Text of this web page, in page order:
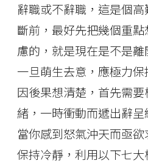
辭職或不辭職，這是個
斷前，最好先把幾個重
慮的，就是現在是不是
一旦萌生去意，應極力
因後果想清楚，首先需
緒，一時衝動而遞出辭
當你感到怒氣沖天而亟
保持冷靜，利用以下七